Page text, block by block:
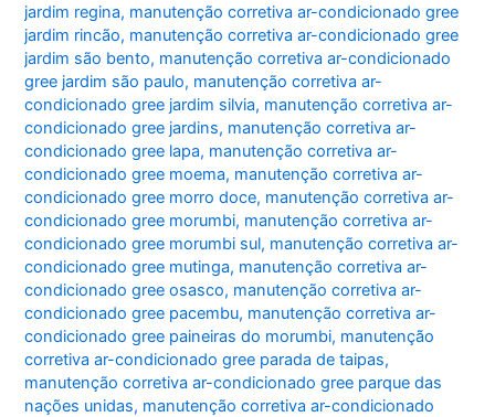
jardim regina, manutenção corretiva ar-condicionado gree
jardim rincão, manutenção corretiva ar-condicionado gree
jardim são bento, manutenção corretiva ar-condicionado
gree jardim são paulo, manutenção corretiva ar-
condicionado gree jardim silvia, manutenção corretiva ar-
condicionado gree jardins, manutenção corretiva ar-
condicionado gree lapa, manutenção corretiva ar-
condicionado gree moema, manutenção corretiva ar-
condicionado gree morro doce, manutenção corretiva ar-
condicionado gree morumbi, manutenção corretiva ar-
condicionado gree morumbi sul, manutenção corretiva ar-
condicionado gree mutinga, manutenção corretiva ar-
condicionado gree osasco, manutenção corretiva ar-
condicionado gree pacembu, manutenção corretiva ar-
condicionado gree paineiras do morumbi, manutenção
corretiva ar-condicionado gree parada de taipas,
manutenção corretiva ar-condicionado gree parque das
nações unidas, manutenção corretiva ar-condicionado